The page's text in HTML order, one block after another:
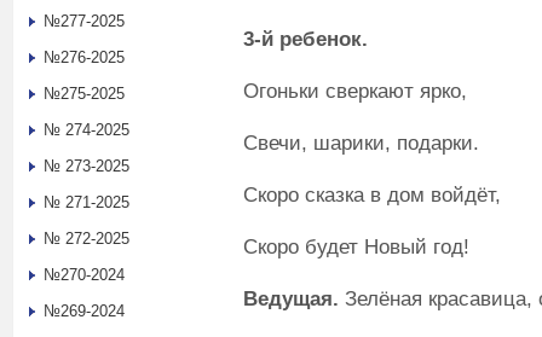
3-й ребенок.
Огоньки сверкают ярко,
Свечи, шарики, подарки.
Скоро сказка в дом войдёт,
Скоро будет Новый год!
Ведущая. Зелёная
№277-2025
№276-2025
№275-2025
№ 274-2025
№ 273-2025
№ 271-2025
№ 272-2025
№270-2024
№269-2024